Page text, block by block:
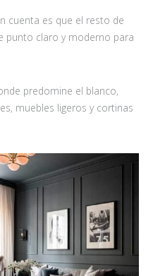
cuenta es que el resto de
punto claro y moderno para
predomine el blanco,
muebles ligeros y cortinas